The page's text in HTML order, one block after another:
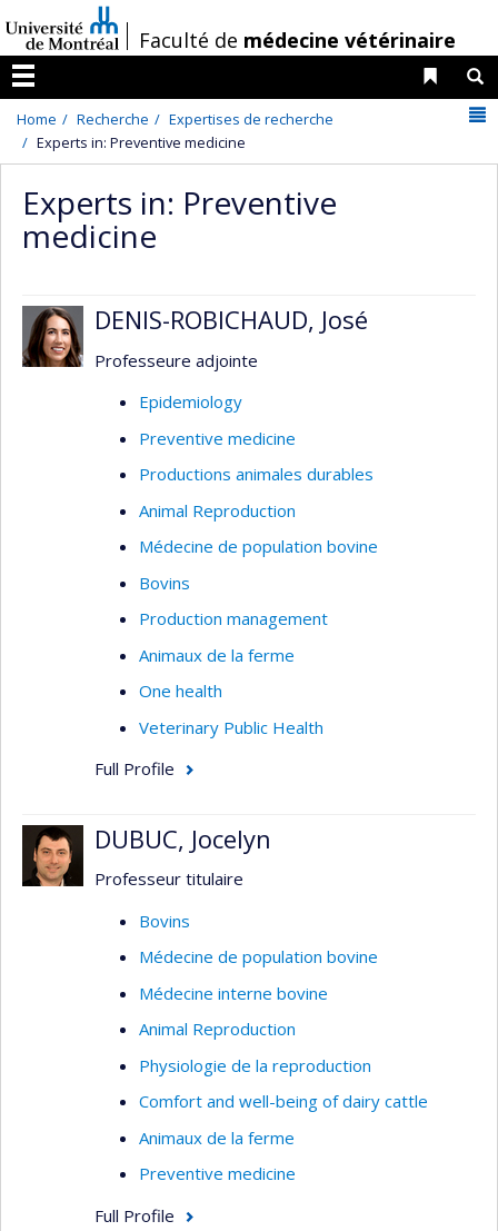
au
contenu
/Faculté de médecine vétérinaire
Menu
Liens
Home Recherche
Expertises de recherche
Experts in: Preventive medicine
Experts in: Preventive
medicine
DENIS-ROBICHAUD, José
Professeure adjointe
Epidemiology
Preventive medicine
Productions animales durables
Animal Reproduction
Médecine de population bovine
Bovins
Production management
Animaux de la ferme
One health
Veterinary Public Health
Full Profile
DUBUC, Jocelyn
Professeur titulaire
Bovins
Médecine de population bovine
Médecine interne bovine
Animal Reproduction
Physiologie de la reproduction
Comfort and well-being of dairy cattle
Animaux de la ferme
Preventive medicine
Full Profile